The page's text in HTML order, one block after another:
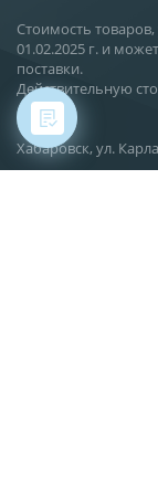
Стоимость товаров,
01.02.2025 г. и
поставки.
Действительную
Хабаровск, ул.